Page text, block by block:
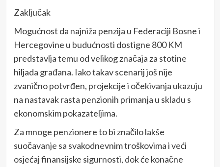
Zaključak
Mogućnost da najniža penzija u Federaciji Bosne i
Hercegovine u budućnosti dostigne 800 KM
predstavlja temu od velikog značaja za stotine
hiljada građana. Iako takav scenarij još nije
zvanično potvrđen, projekcije i očekivanja ukazuju
na nastavak rasta penzionih primanja u skladu s
ekonomskim pokazateljima.
Za mnoge penzionere to bi značilo lakše
suočavanje sa svakodnevnim troškovima i veći
osjećaj finansijske sigurnosti, dok će konačne